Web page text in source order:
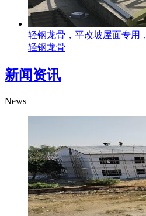
轻钢龙骨，平改坡屋面专用
轻钢龙骨
新闻资讯
News